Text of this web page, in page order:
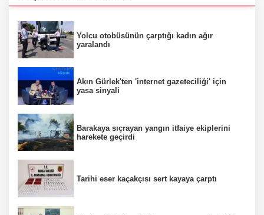
Yolcu otobüsünün çarptığı kadın ağır
yaralandı
Akın Gürlek'ten 'internet gazeteciliği' için
yasa sinyali
Barakaya sıçrayan yangın itfaiye ekiplerini
harekete geçirdi
Tarihi eser kaçakçısı sert kayaya çarptı